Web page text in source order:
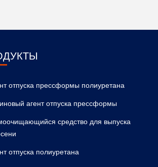
отпуска прессформы полиуретана
агент отпуска прессформы
средство для выпуска
отпуска полиуретана